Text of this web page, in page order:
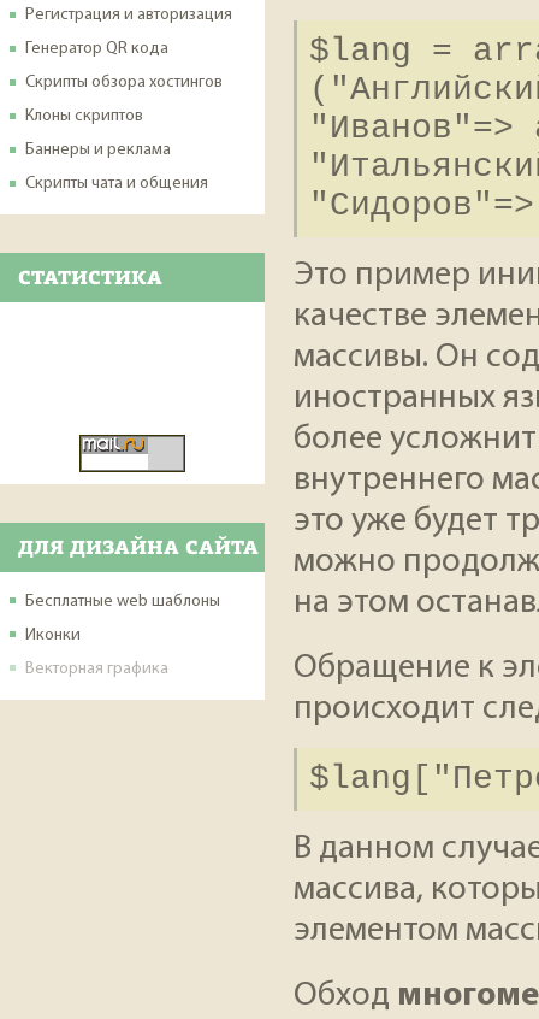
Регистрация и авторизация
Генератор QR кода
Скрипты обзора хостингов
Клоны скриптов
Баннеры и реклама
Скрипты чата и общения
СТАТИСТИКА
ДЛЯ ДИЗАЙНА САЙТА
Бесплатные web шаблоны
Иконки
Векторная графика
$lang =
Это пример
качестве
массивы. Он
иностранных
более
внутреннего
это уже будет
можно
на этом
Обращение к
происходит
В данном
массива,
элементом
Обход